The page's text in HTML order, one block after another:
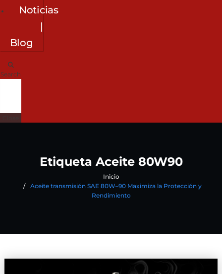
Noticias
|
Blog
Search
Etiqueta Aceite 80W90
Inicio
Aceite transmisión SAE 80W–90 Maximiza la Protección y
Rendimiento